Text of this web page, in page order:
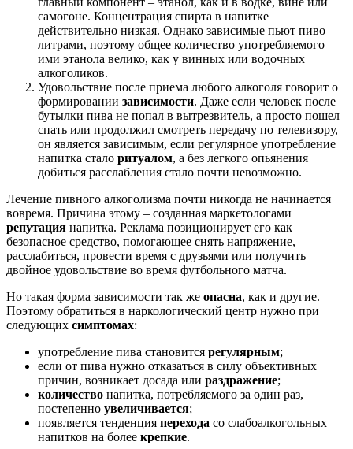
самогоне. Концентрация спирта в напитке
действительно низкая. Однако зависимые пьют пиво
литрами, поэтому общее количество употребляемого
ими этанола велико, как у винных или водочных
алкоголиков.
Удовольствие после приема любого алкоголя говорит о
формировании зависимости. Даже если человек после
бутылки пива не попал в вытрезвитель, а просто пошел
спать или продолжил смотреть передачу по телевизору,
он является зависимым, если регулярное употребление
напитка стало ритуалом, а без легкого опьянения
добиться расслабления стало почти невозможно.
Лечение пивного алкоголизма почти никогда не начинается
вовремя. Причина этому – созданная маркетологами
репутация напитка. Реклама позиционирует его как
безопасное средство, помогающее снять напряжение,
расслабиться, провести время с друзьями или получить
двойное удовольствие во время футбольного матча.
Но такая форма зависимости так же опасна, как и другие.
Поэтому обратиться в наркологический центр нужно при
следующих симптомах:
употребление пива становится регулярным;
если от пива нужно отказаться в силу объективных
причин, возникает досада или раздражение;
количество напитка, потребляемого за один раз,
постепенно увеличивается;
появляется тенденция перехода со слабоалкогольных
напитков на более крепкие.